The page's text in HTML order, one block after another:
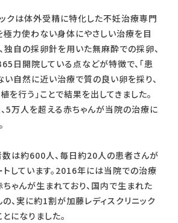
クは体外受精に特化した不妊治療専門
極力使わない身体にやさしい治療を目
独自の採卵針を用いた無麻酔での採卵、
日開院している点などが特徴で、「患
自然に近い治療で質の良い卵を採り、
を行う」ことで結果を出してきました。
5万人を超える赤ちゃんが当院の治療に
は約600人、毎日約20人の患者さんが
しています。2016年には当院での治療
ゃんが生まれており、国内で生まれた
、実に約1割が加藤レディスクリニック
になりました。